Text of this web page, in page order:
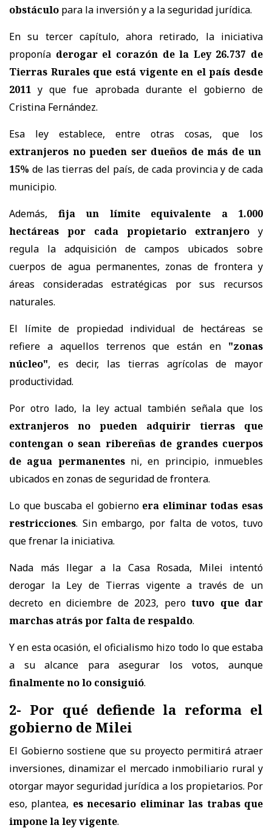
obstáculo para la inversión y a la seguridad jurídica.
En su tercer capítulo, ahora retirado, la iniciativa
proponía derogar el corazón de la Ley 26.737 de
Tierras Rurales que está vigente en el país desde
2011 y que fue aprobada durante el gobierno de
Cristina Fernández.
Esa ley establece, entre otras cosas, que los
extranjeros no pueden ser dueños de más de un
15% de las tierras del país, de cada provincia y de cada
municipio.
Además, fija un límite equivalente a 1.000
hectáreas por cada propietario extranjero y
regula la adquisición de campos ubicados sobre
cuerpos de agua permanentes, zonas de frontera y
áreas consideradas estratégicas por sus recursos
naturales.
El límite de propiedad individual de hectáreas se
refiere a aquellos terrenos que están en "zonas
núcleo", es decir, las tierras agrícolas de mayor
productividad.
Por otro lado, la ley actual también señala que los
extranjeros no pueden adquirir tierras que
contengan o sean ribereñas de grandes cuerpos
de agua permanentesni, en principio, inmuebles
ubicados en zonas de seguridad de frontera.
Lo que buscaba el gobierno era eliminar todas esas
restricciones. Sin embargo, por falta de votos, tuvo
que frenar la iniciativa.
Nada más llegar a la Casa Rosada, Milei intentó
derogar la Ley de Tierras vigente a través de un
decreto en diciembre de 2023, pero tuvo que dar
marchas atrás por falta de respaldo.
Y en esta ocasión, el oficialismo hizo todo lo que estaba
a su alcance para asegurar los votos, aunque
finalmente no lo consiguió.
2- Por qué defiende la reforma el
gobierno de Milei
El Gobierno sostiene que su proyecto permitirá atraer
inversiones, dinamizar el mercado inmobiliario rural y
otorgar mayor seguridad jurídica a los propietarios. Por
eso, plantea, es necesario eliminar las trabas que
impone la ley vigente.